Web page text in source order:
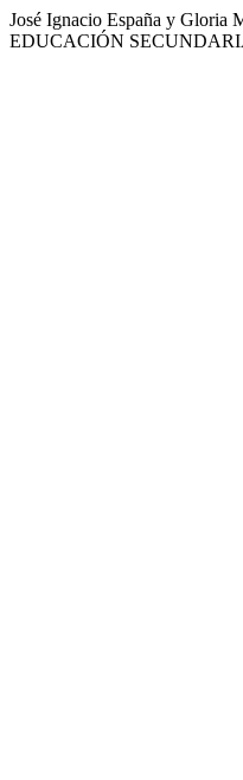
José Ignacio España y
EDUCACIÓN